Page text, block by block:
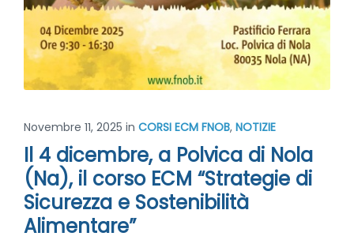
Novembre 11, 2025 in CORSI ECM FNOB, NOTIZIE
Il 4 dicembre, a Polvica di Nola
(Na), il corso ECM “Strategie di
Sicurezza e Sostenibilità
Alimentare”